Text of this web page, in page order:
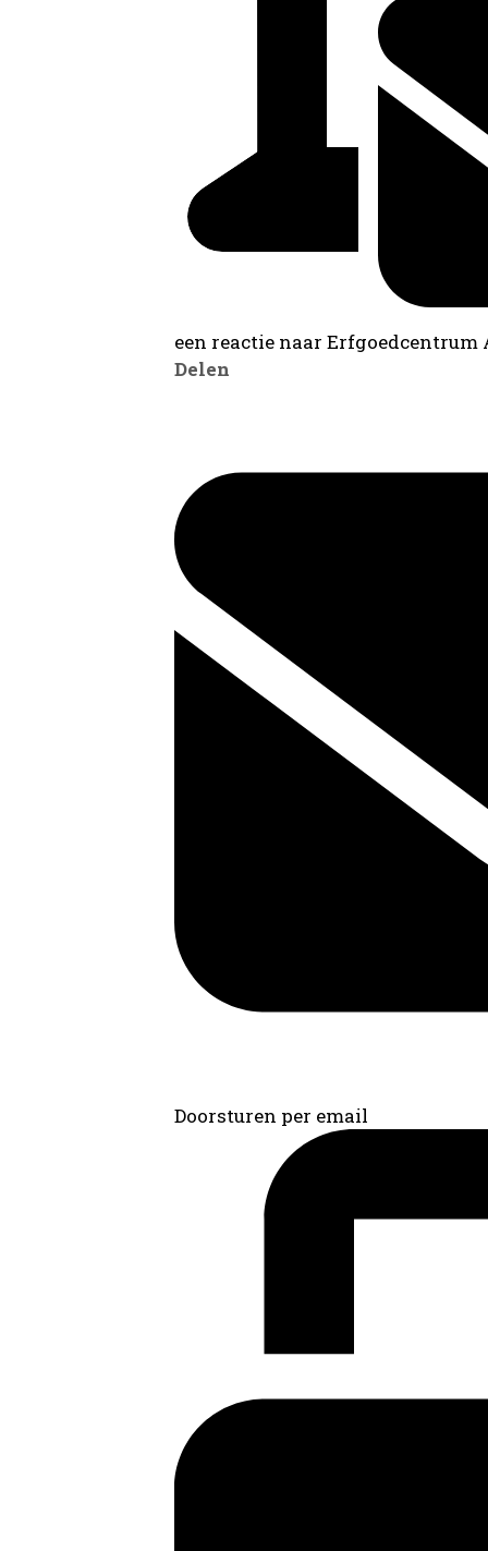
een reactie naar
Delen
Doorsturen per email